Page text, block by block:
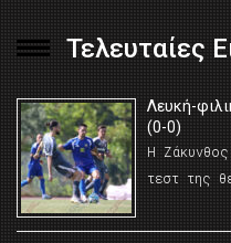
Τελευταίες
Λευκή-
(0-0)
Η
τεστ της